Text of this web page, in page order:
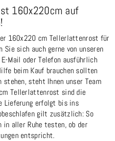
160x220cm auf
160x220 cm Tellerlattenrost für
Sie sich auch gerne von unseren
Mail oder Telefon ausführlich
beim Kauf brauchen sollten
steht Ihnen unser Team
Tellerlattenrost sind die
Lieferung erfolgt bis ins
gilt zusätzlich: So
in aller Ruhe testen, ob der
entspricht.